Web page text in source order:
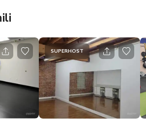
SUPERHOST